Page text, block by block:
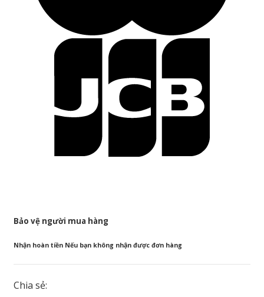
Bảo vệ người mua hàng
Nhận hoàn tiền Nếu bạn không nhận được đơn hàng
Chia sẻ: